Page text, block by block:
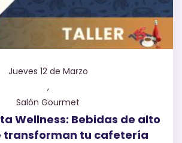
Jueves 12 de Marzo
,
Salón Gourmet
Wellness: Bebidas de alto
transforman tu cafetería